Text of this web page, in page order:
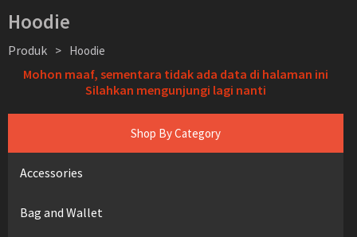
Shop By Category
Accessories
Bag and Wallet
Hoodie
Produk > Hoodie
Mohon maaf, sementara tidak ada data di halaman ini
Silahkan mengunjungi lagi nanti